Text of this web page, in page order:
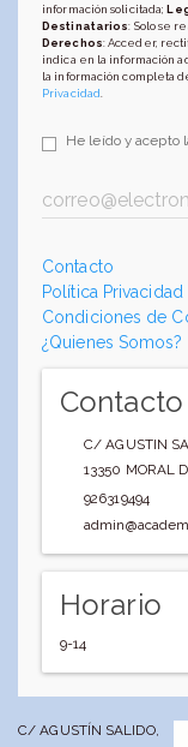
información solicitada;
Destinatarios: Solo se
Derechos: Acceder,
indica en la información
la información completa
Privacidad
He leído y acepto
Contacto
Política Privacidad
Condiciones de
¿Quienes Somos?
Contacto
C/ AGUSTIN
13350 MORAL
926319494
Horario
9-14
C/ AGUSTÍN SALIDO,